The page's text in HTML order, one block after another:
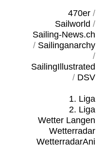
470er/
Sailworld /
Sailing-News.ch
/ Sailinganarchy
/
SailingIllustrated
/ DSV
1. Liga
2. Liga
Wetter Langen
Wetterradar
WetterradarAni